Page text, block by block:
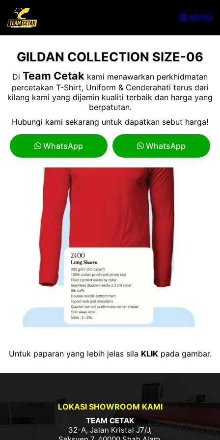
MENU
GILDAN COLLECTION SIZE-06
Di Team Cetak kami menawarkan perkhidmatan
percetakan T-Shirt, Uniform & Cenderahati terus dari
kilang kami yang dijamin kualiti terbaik dan harga yang
berpatutan.
Hubungi kami sekarang untuk dapatkan sebut harga!
WhatsApp WhatsApp
Untuk paparan yang lebih jelas sila KLIKpada gambar.
LOKASI SHOWROOM KAMI
TEAM CETAK
32-A, Jalan Kristal J7/J,